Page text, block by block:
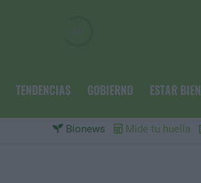
TENDENCIAS GOBIERNO ESTAR BIEN
Bionews Mide tu huella